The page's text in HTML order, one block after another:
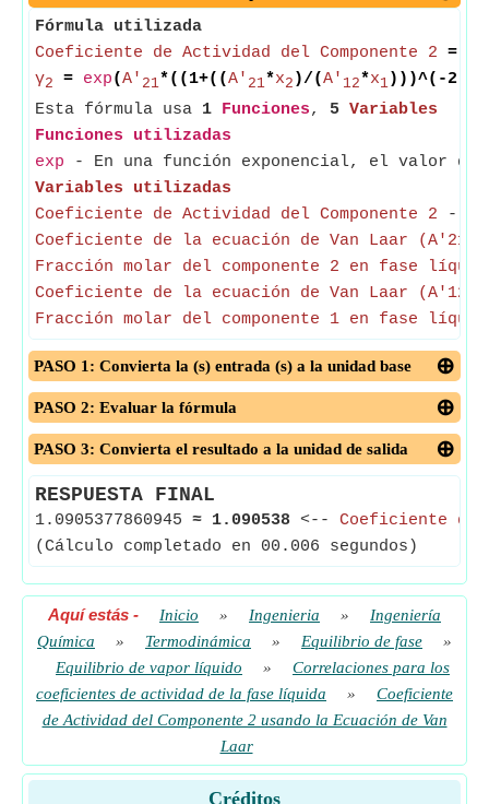
Fórmula utilizada
Coeficiente de Actividad del Componente 2 =
γ2 = exp(A' 21*((1+((A' 21*x2 )/(A' 12*x1 )))^(-2)))
Esta fórmula usa 1 Funciones, 5 Variables
Funciones utilizadas
exp - En una función exponencial, el valor de
Variables utilizadas
Coeficiente de Actividad del Componente 2 - El
Coeficiente de la ecuación de Van Laar (A'21)
Fracción molar del componente 2 en fase
Coeficiente de la ecuación de Van Laar (A'12)
Fracción molar del componente 1 en fase
PASO 1: Convierta la (s) entrada (s) a la unidad base
PASO 2: Evaluar la fórmula
PASO 3: Convierta el resultado a la unidad de salida
RESPUESTA FINAL
1.0905377860945 ≈ 1.090538 <-- Coeficiente de
(Cálculo completado en 00.006 segundos)
Aquí estás - Inicio » Ingenieria »
Ingeniería
Química
» Termodinámica » Equilibrio de fase
»
Equilibrio de vapor líquido
»
Correlaciones para los
coeficientes de actividad de la fase líquida
»
Coeficiente
de Actividad del Componente 2 usando la Ecuación de Van
Laar
Créditos